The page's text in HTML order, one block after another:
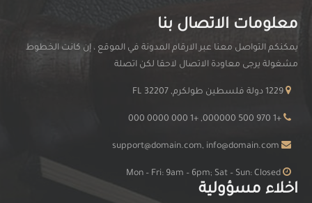
معلومات الاتصال بنا
يمكنكم التواصل معنا عبر الارقام المدونة في الموقع ، إن كانت الخطوط
مشغولة يرجى معاودة الاتصال لاحقا لكن اتصلة
+1 970 500 000000, +1 000 0000 000
اخلاء مسؤولية